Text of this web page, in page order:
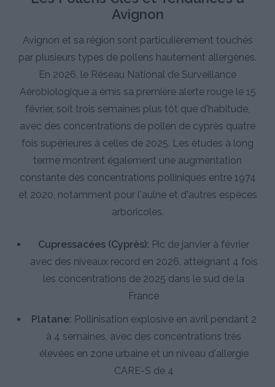
Avignon
Avignon et sa région sont particulièrement touchés
par plusieurs types de pollens hautement allergènes.
En 2026, le Réseau National de Surveillance
Aérobiologique a émis sa première alerte rouge le 15
février, soit trois semaines plus tôt que d'habitude,
avec des concentrations de pollen de cyprès quatre
fois supérieures à celles de 2025. Les études à long
terme montrent également une augmentation
constante des concentrations polliniques entre 1974
et 2020, notamment pour l'aulne et d'autres espèces
arboricoles.
Cupressacées (Cyprès): Pic de janvier à février
avec des niveaux record en 2026, atteignant 4 fois
les concentrations de 2025 dans le sud de la
France
Platane: Pollinisation explosive en avril pendant 2
à 4 semaines, avec des concentrations très
élevées en zone urbaine et un niveau d'allergie
CARE-S de 4